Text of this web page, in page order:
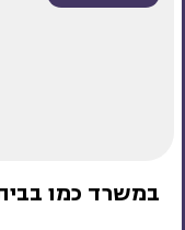
במשרד כמו